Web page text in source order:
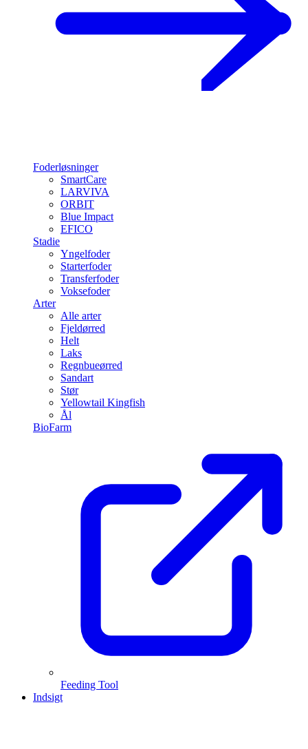
Foderløsninger
SmartCare
LARVIVA
ORBIT
Blue Impact
EFICO
Stadie
Yngelfoder
Starterfoder
Transferfoder
Voksefoder
Arter
Alle arter
Fjeldørred
Helt
Laks
Regnbueørred
Sandart
Stør
Yellowtail Kingfish
Ål
BioFarm
Feeding Tool
Indsigt